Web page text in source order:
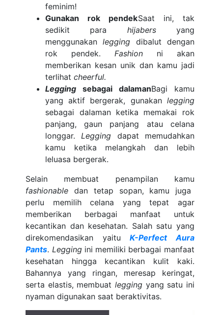
feminim!
Gunakan rok pendekSaat ini, tak
sedikit para hijabers yang
menggunakanlegging dibalut dengan
rok pendek. Fashion ni akan
memberikan kesan unik dan kamu jadi
terlihatcheerful.
Leggingsebagai dalamanBagi kamu
yang aktif bergerak, gunakan legging
sebagai dalaman ketika memakai rok
panjang, gaun panjang atau celana
longgar.Legging dapat memudahkan
kamu ketika melangkah dan lebih
leluasa bergerak.
Selain membuat penampilan kamu
fashionabledan tetap sopan, kamu juga
perlu memilih celana yang tepat agar
memberikan berbagai manfaat untuk
kecantikan dan kesehatan. Salah satu yang
direkomendasikan yaituK-Perfect Aura
Pants. Leggingini memiliki berbagai manfaat
kesehatan hingga kecantikan kulit kaki.
Bahannya yang ringan, meresap keringat,
serta elastis, membuat legging yang satu ini
nyaman digunakan saat beraktivitas.